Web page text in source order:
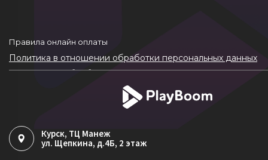
Правила онлайн оплаты
Политика в отношении обработки персональных данных
Согласие на обработку ПДн
Политика обработки файлов cookie
Курск, ТЦ Манеж
ул. Щепкина, д.4Б, 2 этаж